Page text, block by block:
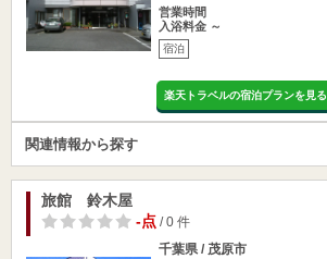
営業時間
入浴料金 ～
宿泊
楽天トラベルの宿泊プランを見る
関連情報から探す
旅館 鈴木屋
-点 / 0 件
千葉県 / 茂原市